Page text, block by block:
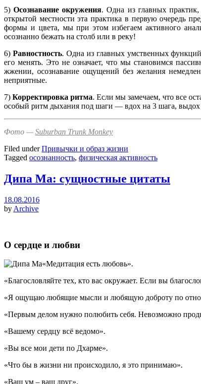
5)Осознавание окружения. Одна из главных
открытой местности эта практика в первую очередь
формы и цвета, мы при этом избегаем активного
осознанно бежать на столб или в реку!
6) Равностность. Одна из главных умственных
его менять. Это не означает, что мы становимся
жжении, осознавание ощущений без желания
неприятные.
7)Корректировка ритма. Если мы замечаем, что все
особый ритм дыхания под шаги — вдох на 3 шага, выдох
Фото —Suburban Trunk Monkey
Filed underПривычки и образ жизни
Tagged осознанность, физическая активность
Дипа Ма: сущностные цитаты
18.08.2016
by Archive
О сердце и любви
«Медитация есть любовь».
«Благословляйте тех, кто вас окружает. Если вы
«Я ощущаю любящие мысли и любящую доброту по
«Первым делом нужно полюбить себя. Невозможно
«Вашему сердцу всё ведомо».
«Вы все мои дети по Дхарме».
«Что бы в жизни ни происходило, я это принимаю».
«Ваш ум – ваш друг».